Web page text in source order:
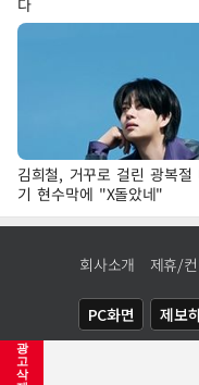
광
고
삭
김희철, 거꾸로 걸린 광복절
기 현수막에 "X돌았네"
회사소개 제휴/
PC화면 제보